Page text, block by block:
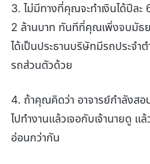
3. ไม่มีทางที่คุณจะทำเงินได้ปีล
2 ล้านบาท ทันทีที่คุณเพิ่งจบมัธย
ได้เป็นประธานบริษัทมีรถประจำ
รถส่วนตัวด้วย
4. ถ้าคุณคิดว่า อาจารย์กำลังสอ
ไปทำงานแล้วเจอกับเจ้านายดู แ
อ่อนกว่ากัน